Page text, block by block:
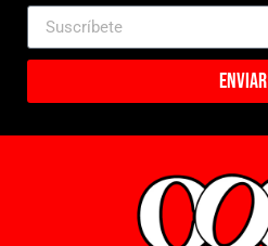
Enviar